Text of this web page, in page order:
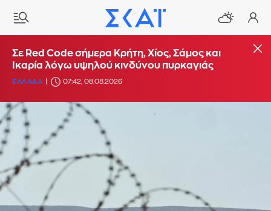
Σε Red Code σήμερα Κρήτη, Χίος, Σάμος και
Ικαρία λόγω υψηλού κινδύνου πυρκαγιάς
ΕΛΛΑΔΑ 07:42, 08.08.2026